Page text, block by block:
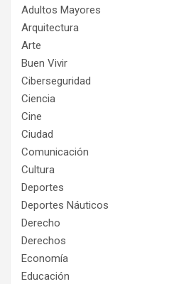
Adultos Mayores
Arquitectura
Arte
Buen Vivir
Ciberseguridad
Ciencia
Cine
Ciudad
Comunicación
Cultura
Deportes
Deportes Náuticos
Derecho
Derechos
Economía
Educación